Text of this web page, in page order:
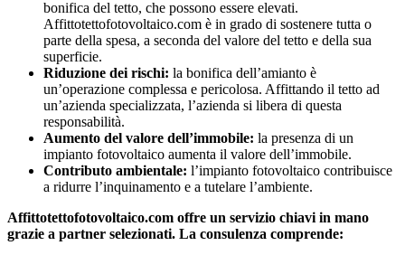
bonifica del tetto, che possono essere elevati.
Affittotettofotovoltaico.com è in grado di sostenere tutta o
parte della spesa, a seconda del valore del tetto e della sua
superficie.
Riduzione dei rischi: la bonifica dell’amianto è
un’operazione complessa e pericolosa. Affittando il tetto ad
un’azienda specializzata, l’azienda si libera di questa
responsabilità.
Aumento del valore dell’immobile: la presenza di un
impianto fotovoltaico aumenta il valore dell’immobile.
Contributo ambientale: l’impianto fotovoltaico contribuisce
a ridurre l’inquinamento e a tutelare l’ambiente.
Affittotettofotovoltaico.com offre un servizio chiavi in mano
grazie a partner selezionati. La consulenza comprende: